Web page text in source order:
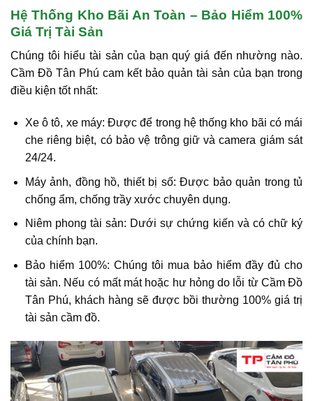
Hệ Thống Kho Bãi An Toàn – Bảo Hiểm 100%
Giá Trị Tài Sản
Chúng tôi hiểu tài sản của bạn quý giá đến nhường nào.
Cầm Đồ Tân Phú cam kết bảo quản tài sản của bạn trong
điều kiện tốt nhất:
Xe ô tô, xe máy: Được để trong hệ thống kho bãi có mái
che riêng biệt, có bảo vệ trông giữ và camera giám sát
24/24.
Máy ảnh, đồng hồ, thiết bị số: Được bảo quản trong tủ
chống ẩm, chống trầy xước chuyên dụng.
Niêm phong tài sản: Dưới sự chứng kiến và có chữ ký
của chính bạn.
Bảo hiểm 100%: Chúng tôi mua bảo hiểm đầy đủ cho
tài sản. Nếu có mất mát hoặc hư hỏng do lỗi từ Cầm Đồ
Tân Phú, khách hàng sẽ được bồi thường 100% giá trị
tài sản cầm đồ.